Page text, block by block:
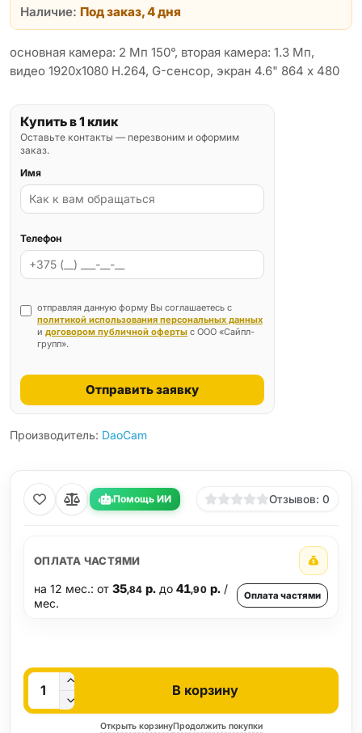
Наличие: Под заказ, 4 дня
основная камера: 2 Мп 150°, вторая камера: 1.3 Мп,
видео 1920x1080 H.264, G-сенсор, экран 4.6" 864 x 480
Купить в 1 клик
Оставьте контакты — перезвоним и оформим
заказ.
Имя
Телефон
отправляя данную форму Вы соглашаетесь с
политикой использования персональных данных
и договором публичной оферты с ООО «Сайпл-
групп».
Отправить заявку
Производитель: DaoCam
Помощь ИИ Отзывов: 0
ОПЛАТА ЧАСТЯМИ
на 12 мес.: от 35,84 р. до41,90р./
мес.
Оплата частями
Кол-во
В корзину
Открыть корзинуПродолжить покупки